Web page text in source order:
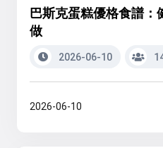
巴斯克蛋糕優格食譜：
做
2026-06-10
2026-06-10